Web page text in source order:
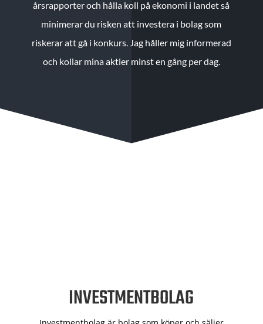
årsrapporter och hålla koll på ekonomi i landet så
minimerar du risken att investera i bolag som
riskerar att gå i konkurs. Jag håller mig informerad
och kollar mina aktier minst en gång per dag.
INVESTMENTBOLAG